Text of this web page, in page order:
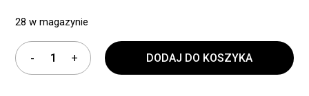
28 w magazynie
DODAJ DO KOSZYKA